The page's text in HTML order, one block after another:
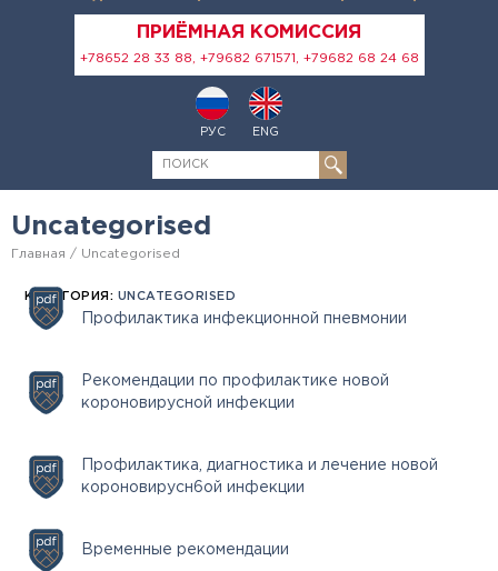
ПРИЁМНАЯ КОМИССИЯ
+78652 28 33 88, +79682 671571, +79682 68 24 68
РУС ENG
Uncategorised
Главная Uncategorised
КАТЕГОРИЯ: UNCATEGORISED
Профилактика инфекционной пневмонии
Рекомендации по профилактике новой
короновирусной инфекции
Профилактика, диагностика и лечение новой
короновирусн6ой инфекции
Временные рекомендации